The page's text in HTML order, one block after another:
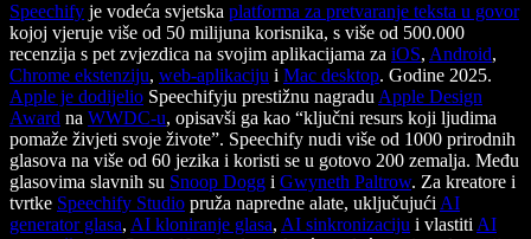
Speechify je vodeća svjetska platforma za pretvaranje teksta u govor
kojoj vjeruje više od 50 milijuna korisnika, s više od 500.000
recenzija s pet zvjezdica na svojim aplikacijama za iOS, Android,
Chrome ekstenziju, web-aplikaciju i Mac desktop. Godine 2025.
Apple je dodijelio Speechifyju prestižnu nagradu Apple Design
Award na WWDC-u, opisavši ga kao “ključni resurs koji ljudima
pomaže živjeti svoje živote”. Speechify nudi više od 1000 prirodnih
glasova na više od 60 jezika i koristi se u gotovo 200 zemalja. Među
glasovima slavnih su Snoop Dogg i Gwyneth Paltrow. Za kreatore i
tvrtke Speechify Studio pruža napredne alate, uključujući AI
generator glasa, AI kloniranje glasa, AI sinkronizaciju i vlastiti AI